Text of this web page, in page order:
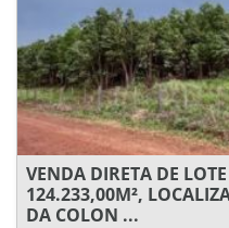
VENDA DIRETA DE
124.233,00M²,
DA COLON ...